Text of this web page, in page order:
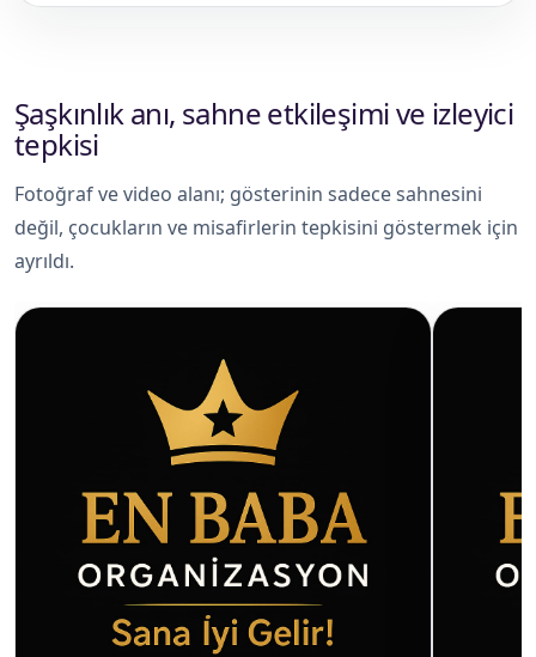
Şaşkınlık anı, sahne etkileşimi ve izleyici
tepkisi
Fotoğraf ve video alanı; gösterinin sadece sahnesini
değil, çocukların ve misafirlerin tepkisini göstermek için
ayrıldı.